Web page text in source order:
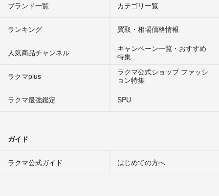
ブランド一覧 カテゴリ一覧
ランキング 買取・相場価格情報
人気商品チャンネル
キャンペーン一覧・おすすめ
特集
ラクマplus
ラクマ公式ショップ ファッシ
ョン特集
ラクマ最強鑑定
SPU
ガイド
ラクマ公式ガイド はじめての方へ